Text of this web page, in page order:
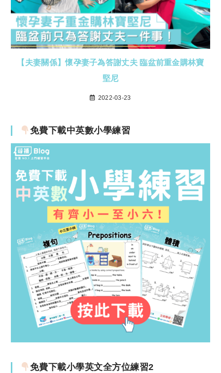
【夫妻關係】懷孕妻子為答謝丈夫 臨盆前重金購林寶
堅尼
2022-03-23
免費下載中英數小學練習
免費下載小學英文全方位練習2